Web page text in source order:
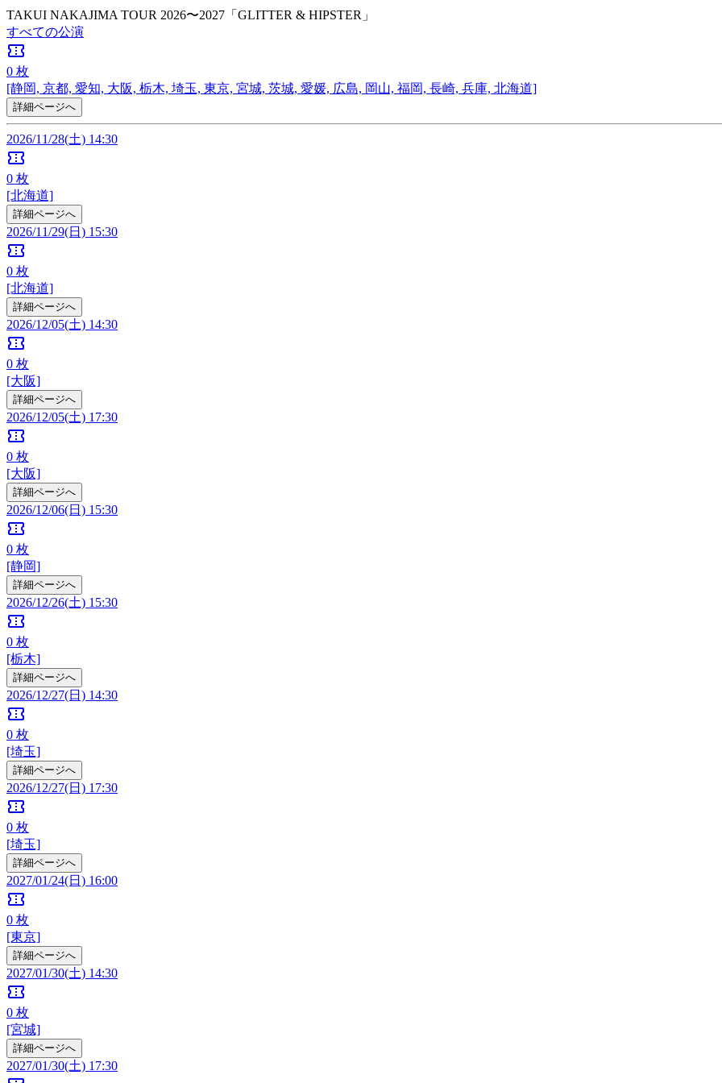
TAKUI NAKAJIMA TOUR 2026〜2027「GLITTER & HIPSTER」
すべての公演
confirmation_number
0 枚
[静岡, 京都, 愛知, 大阪, 栃木, 埼玉, 東京, 宮城, 茨城, 愛媛, 広島, 岡山, 福岡, 長崎, 兵庫, 北海道]
詳細ページへ
2026/11/28(土) 14:30
confirmation_number
0 枚
[北海道]
詳細ページへ
2026/11/29(日) 15:30
confirmation_number
0 枚
[北海道]
詳細ページへ
2026/12/05(土) 14:30
confirmation_number
0 枚
[大阪]
詳細ページへ
2026/12/05(土) 17:30
confirmation_number
0 枚
[大阪]
詳細ページへ
2026/12/06(日) 15:30
confirmation_number
0 枚
[静岡]
詳細ページへ
2026/12/26(土) 15:30
confirmation_number
0 枚
[栃木]
詳細ページへ
2026/12/27(日) 14:30
confirmation_number
0 枚
[埼玉]
詳細ページへ
2026/12/27(日) 17:30
confirmation_number
0 枚
[埼玉]
詳細ページへ
2027/01/24(日) 16:00
confirmation_number
0 枚
[東京]
詳細ページへ
2027/01/30(土) 14:30
confirmation_number
0 枚
[宮城]
詳細ページへ
2027/01/30(土) 17:30